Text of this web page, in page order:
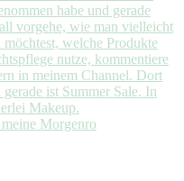
Morgenro